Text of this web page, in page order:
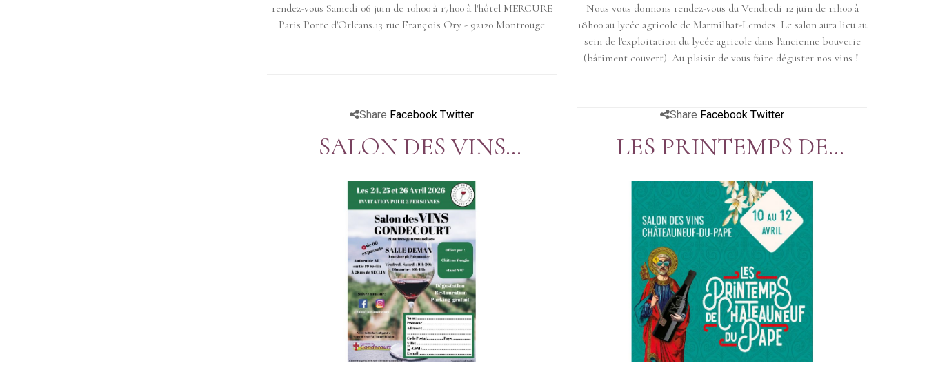
rendez-vous Samedi 06 juin de 10h00 à 17h00 à l'hôtel MERCURE
Paris Porte d'Orléans.13 rue François Ory - 92120 Montrouge
Nous vous donnons rendez-vous du Vendredi 12 juin de 11h00 à
18h00 au lycée agricole de Marmilhat-Lemdes. Le salon aura lieu au
sein de l'exploitation du lycée agricole dans l'ancienne bouverie
(bâtiment couvert). Au plaisir de vous faire déguster nos vins !
Share Facebook Twitter
SALON DES VINS
GONDECOURT (59)
Share Facebook Twitter
LES PRINTEMPS DE
CHÂTEAUNEUF DU PAPE